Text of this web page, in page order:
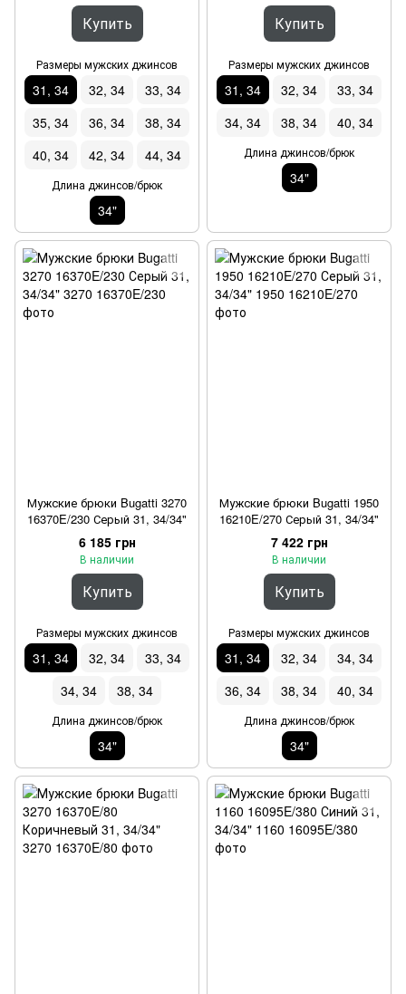
Купить
Размеры мужских джинсов
31, 34 32, 34
33, 34
35, 34
36, 34
38, 34
40, 34
42, 34 44, 34
Длина джинсов/брюк
34"
Купить
Размеры мужских джинсов
31, 34 32, 34
33, 34
34, 34
38, 34 40, 34
Длина джинсов/брюк
34"
Мужские брюки Bugatti 3270
16370E/230 Серый 31, 34/34"
6 185 грн
В наличии
Купить
Размеры мужских джинсов
31, 34 32, 34
33, 34
34, 34
38, 34
Длина джинсов/брюк
34"
Мужские брюки Bugatti 1950
16210E/270 Серый 31, 34/34"
7 422 грн
В наличии
Купить
Размеры мужских джинсов
31, 34 32, 34
34, 34
36, 34
38, 34 40, 34
Длина джинсов/брюк
34"